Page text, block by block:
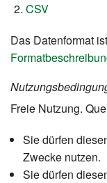
CSV
Das Datenformat
Freie Nutzung.
Sie dürfen
Zwecke nutzen.
Sie dürfen